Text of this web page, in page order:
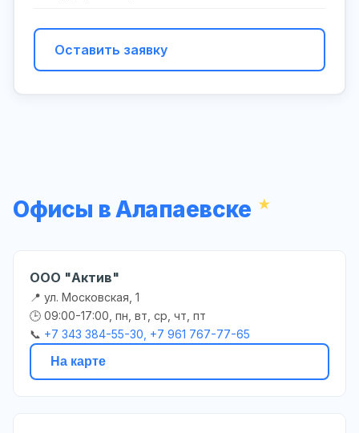
Оставить заявку
Офисы в Алапаевске
ООО "Актив"
📍 ул. Московская, 1
🕒 09:00-17:00, пн, вт, ср, чт, пт
📞 +7 343 384-55-30, +7 961 767-77-65
На карте